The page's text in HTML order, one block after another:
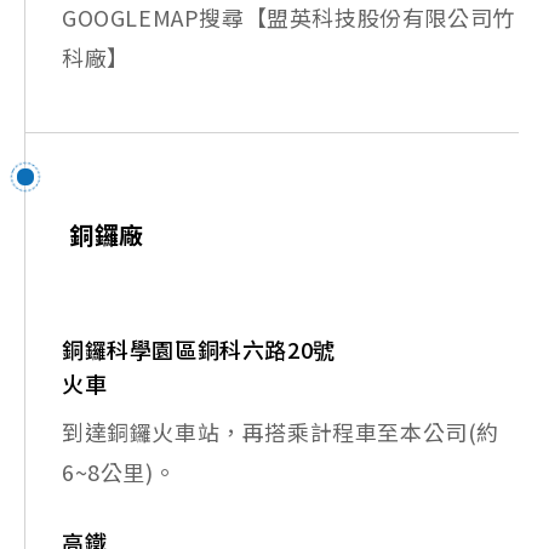
GOOGLEMAP搜尋【盟英科技股份有限公司竹
科廠】
銅鑼廠
銅鑼科學園區銅科六路20號
火車
到達銅鑼火車站，再搭乘計程車至本公司(約
6~8公里)。
高鐵